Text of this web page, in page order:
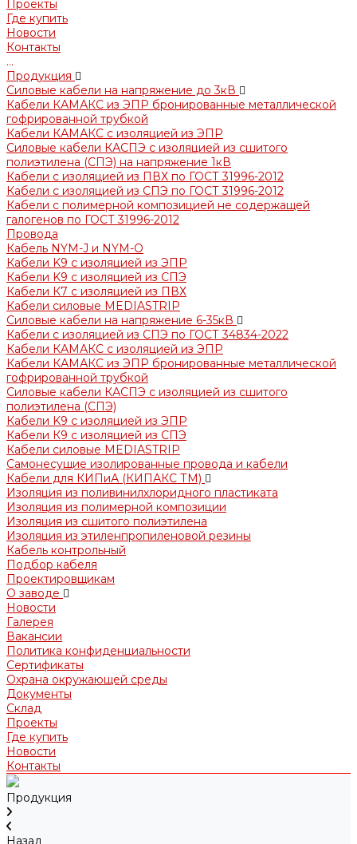
Проекты
Где купить
Новости
Контакты
...
Продукция
Силовые кабели на напряжение до 3кВ
Кабели КАМАКС из ЭПР бронированные металлической
гофрированной трубкой
Кабели КАМАКС с изоляцией из ЭПР
Силовые кабели КАСПЭ с изоляцией из сшитого
полиэтилена (СПЭ) на напряжение 1кВ
Кабели с изоляцией из ПВХ по ГОСТ 31996-2012
Кабели с изоляцией из СПЭ по ГОСТ 31996-2012
Кабели с полимерной композицией не содержащей
галогенов по ГОСТ 31996-2012
Провода
Кабель NYM-J и NYM-O
Кабели K9 с изоляцией из ЭПР
Кабели K9 с изоляцией из СПЭ
Кабели К7 с изоляцией из ПВХ
Кабели силовые MEDIASTRIP
Силовые кабели на напряжение 6-35кВ
Кабели с изоляцией из СПЭ по ГОСТ 34834-2022
Кабели КАМАКС с изоляцией из ЭПР
Кабели КАМАКС из ЭПР бронированные металлической
гофрированной трубкой
Силовые кабели КАСПЭ с изоляцией из сшитого
полиэтилена (СПЭ)
Кабели K9 с изоляцией из ЭПР
Кабели К9 с изоляцией из СПЭ
Кабели силовые MEDIASTRIP
Самонесущие изолированные провода и кабели
Кабели для КИПиА (КИПАКС ТМ)
Изоляция из поливинилхлоридного пластиката
Изоляция из полимерной композиции
Изоляция из сшитого полиэтилена
Изоляция из этиленпропиленовой резины
Кабель контрольный
Подбор кабеля
Проектировщикам
О заводе
Новости
Галерея
Вакансии
Политика конфиденциальности
Сертификаты
Охрана окружающей среды
Документы
Склад
Проекты
Где купить
Новости
Контакты
Продукция
Назад